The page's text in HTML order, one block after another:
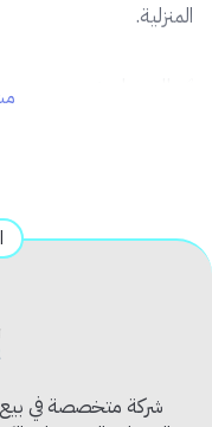
المنزلية.
المختلفة.
مقاوم للتسرب
تركيب سهل
📦 محتويات المنتج:
شركة متخصصة في